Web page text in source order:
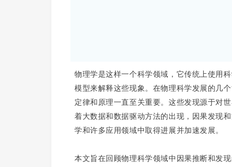
物理学是这样一个科学领域，它传统上使用
模型来解释这些现象。在物理科学发展的几
定律和原理一直至关重要。这些发现源于对
着大数据和数据驱动方法的出现，因果发现
学和许多应用领域中取得进展并加速发展。
本文旨在回顾物理科学领域中因果推断和发